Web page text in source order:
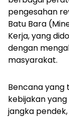
pengesahan
Batu Bara
Kerja, yang
dengan
masyarakat.
Bencana yang
kebijakan
jangka